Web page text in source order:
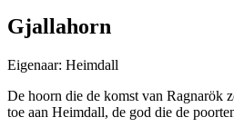
Gjallahorn
Eigenaar: Heimdall
De hoorn die de komst van Ragnarök
toe aan Heimdall, de god die de